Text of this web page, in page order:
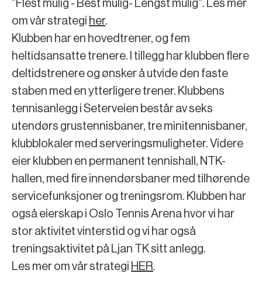
"Flest mulig - Best mulig- Lengst mulig". Les mer
om vår strategi her.
Klubben har en hovedtrener, og fem
heltidsansatte trenere. I tillegg har klubben flere
deltidstrenere og ønsker å utvide den faste
staben med en ytterligere trener. Klubbens
tennisanlegg i Seterveien består av seks
utendørs grustennisbaner, tre minitennisbaner,
klubblokaler med serveringsmuligheter. Videre
eier klubben en permanent tennishall, NTK-
hallen, med fire innendørsbaner med tilhørende
servicefunksjoner og treningsrom. Klubben har
også eierskap i Oslo Tennis Arena hvor vi har
stor aktivitet vinterstid og vi har også
treningsaktivitet på Ljan TK sitt anlegg.
Les mer om vår strategi HER.